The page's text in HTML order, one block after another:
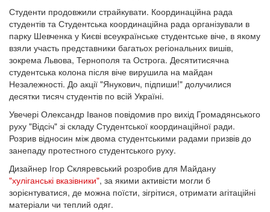
Студенти продовжили страйкувати. Координаційна рада
студентів та Студентська координаційна рада організували в
парку Шевченка у Києві всеукраїнське студентське віче, в якому
взяли участь представники багатьох регіональних вишів,
зокрема Львова, Тернополя та Острога. Десятитисячна
студентська колона після віче вирушила на майдан
Незалежності. До акції "Янукович, підпиши!" долучилися
десятки тисяч студентів по всій Україні.
Увечері Олександр Іванов повідомив про вихід Громадянського
руху "Відсіч" зі складу Студентської координаційної ради.
Розрив відносин між двома студентськими радами призвів до
занепаду протестного студентського руху.
Дизайнер Ігор Скляревський розробив для Майдану
"хуліганські вказівники", за якими активісти могли б
зорієнтуватися, де можна поїсти, зігрітися, отримати агітаційні
матеріали чи теплий одяг.